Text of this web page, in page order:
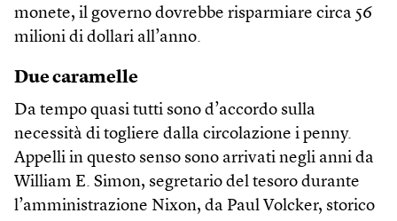
monete, il governo dovrebbe risparmiare circa 56
milioni di dollari all’anno.
Due caramelle
Da tempo quasi tutti sono d’accordo sulla
necessità di togliere dalla circolazione i penny.
Appelli in questo senso sono arrivati negli anni da
William E. Simon, segretario del tesoro durante
l’amministrazione Nixon, da Paul Volcker, storico